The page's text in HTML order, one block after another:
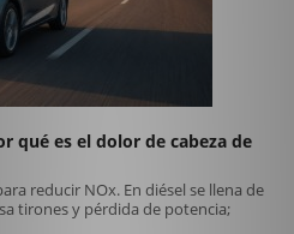
qué es el dolor de cabeza de
reducir NOx. En diésel se llena de
tirones y pérdida de potencia;